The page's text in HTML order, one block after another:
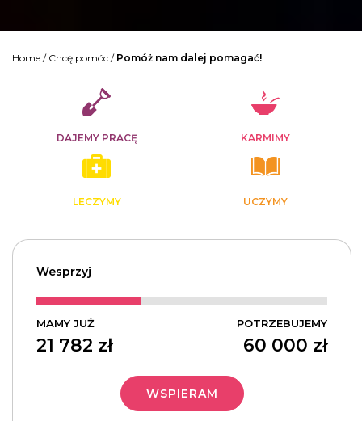
Home / Chcę pomóc / Pomóż nam dalej pomagać!
DAJEMY PRACĘ KARMIMY
LECZYMY UCZYMY
Wesprzyj
MAMY JUŻ
21 782 zł
POTRZEBUJEMY
60 000 zł
WSPIERAM